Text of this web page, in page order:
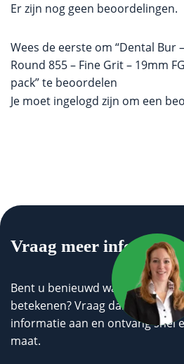
Er zijn nog geen beoordelingen.
Wees de eerste om “Dental Bur
Round 855 – Fine Grit – 19mm
pack” te beoordelen
Je moet ingelogd zijn om een
Vraag meer
Bent u benieuwd wat wij voor u
betekenen? Vraag dan geheel
informatie aan en ontvang snel
maat.